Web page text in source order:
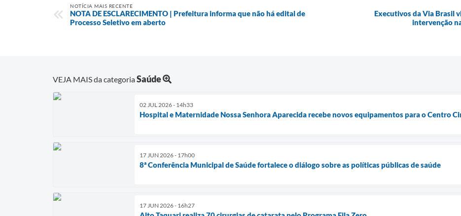
NOTÍCIA MAIS RECENTE
NOTA DE ESCLARECIMENTO | Prefeitura informa que não há edital de
Processo Seletivo em aberto
Executivos da Via Brasil
intervenção
VEJA MAIS da categoriaSaúde
02 JUL 2026 - 14h33
Hospital e Maternidade Nossa Senhora Aparecida recebe novos equipamentos para o Centro
17 JUN 2026 - 17h00
8ª Conferência Municipal de Saúde fortalece o diálogo sobre as políticas públicas de saúde
17 JUN 2026 - 16h27